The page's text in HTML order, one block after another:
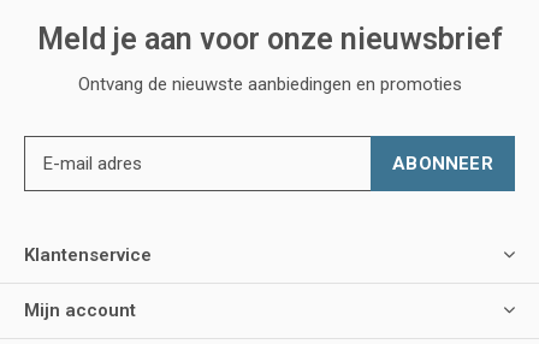
Meld je aan voor onze nieuwsbrief
Ontvang de nieuwste aanbiedingen en promoties
ABONNEER
Klantenservice
Mijn account